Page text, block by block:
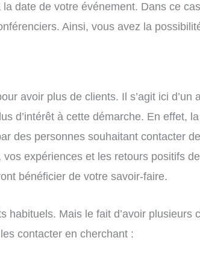
date de votre événement. Dans ce
Ainsi, vous avez la
avoir plus de clients. Il s’agit ici
d’intérêt à cette démarche. En effet,
des personnes souhaitant contacter
expériences et les retours positifs
bénéficier de votre savoir-faire.
Mais le fait d’avoir plusieurs
contacter en cherchant :